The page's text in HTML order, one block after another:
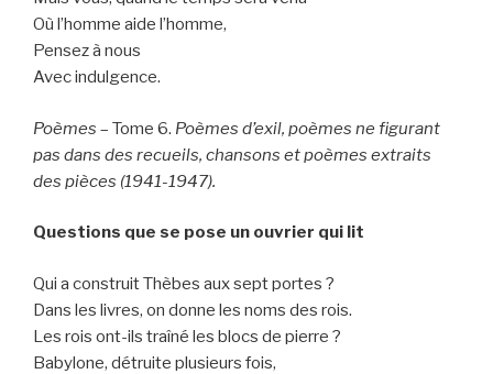
Où l’homme aide l’homme,
Pensez à nous
Avec indulgence.
Poèmes – Tome 6. Poèmes d’exil, poèmes ne figurant
pas dans des recueils, chansons et poèmes extraits
des pièces (1941-1947).
Questions que se pose un ouvrier qui lit
Qui a construit Thèbes aux sept portes ?
Dans les livres, on donne les noms des rois.
Les rois ont-ils traîné les blocs de pierre ?
Babylone, détruite plusieurs fois,